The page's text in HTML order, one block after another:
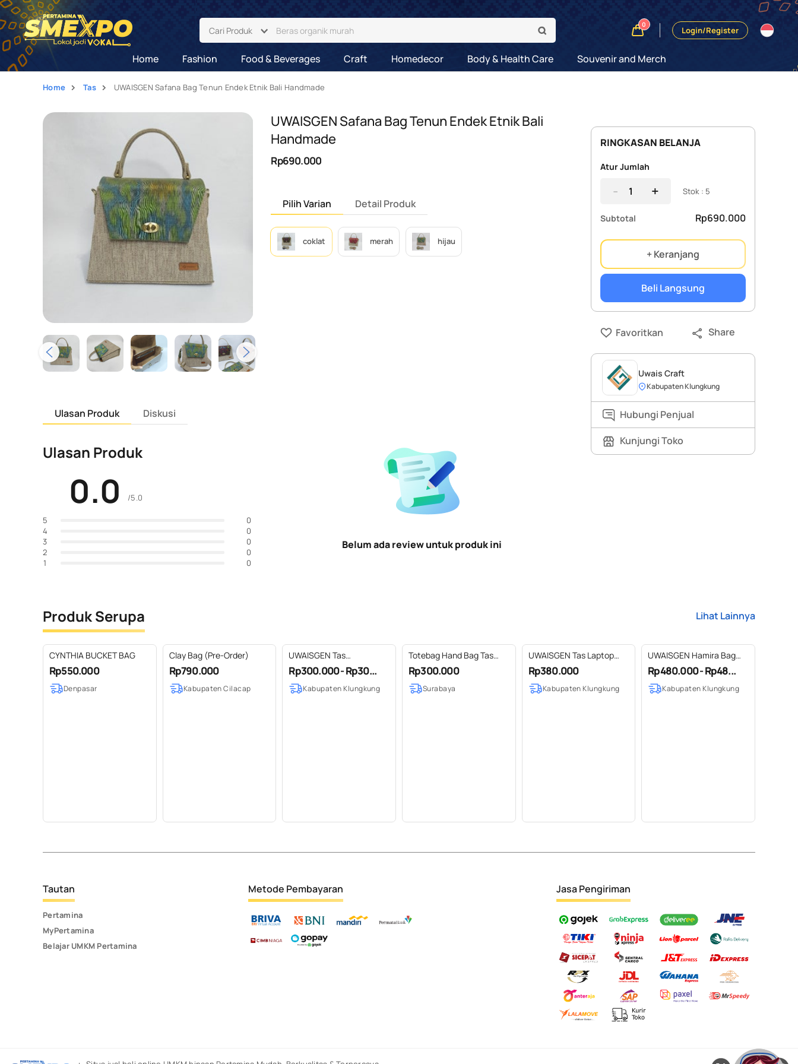
Cari Produk
0
Login/Register
Home Fashion Food & Beverages Craft Homedecor Body & Health Care Souvenir and Merch
Home Tas UWAISGEN Safana Bag Tenun Endek Etnik Bali Handmade
UWAISGEN Safana Bag Tenun Endek Etnik Bali
Handmade
Rp690.000
Pilih Varian Detail Produk
coklat merah hijau
Ulasan Produk Diskusi
Ulasan Produk
0.0 /5.0
5
0
4
0
3
0
2
0
1
0
Belum ada review untuk produk ini
RINGKASAN BELANJA
Atur Jumlah
- + Stok : 5
Subtotal Rp690.000
+ Keranjang
Beli Langsung
Favoritkan Share
Uwais Craft
Kabupaten Klungkung
Hubungi Penjual
Kunjungi Toko
Produk Serupa Lihat Lainnya
CYNTHIA BUCKET BAG
Rp550.000
Denpasar
Clay Bag (Pre-Order)
Rp790.000
Kabupaten Cilacap
UWAISGEN Tas
Selempang Etnik Bali
Handmade Sakha
Slingbag
Rp300.000 - Rp30...
Kabupaten Klungkung
Totebag Hand Bag Tas
Sulam Kombinasi
Patchwork H
Rp300.000
Surabaya
UWAISGEN Tas Laptop
Anvlope 14 inchi Goni
Endek Etnik Bali
Handmade
Rp380.000
Kabupaten Klungkung
UWAISGEN Hamira Bag
Tenun Endek Etnik Bali
Handmade
Rp480.000 - Rp48...
Kabupaten Klungkung
Tautan
Pertamina
MyPertamina
Belajar UMKM Pertamina
Metode Pembayaran Jasa Pengiriman